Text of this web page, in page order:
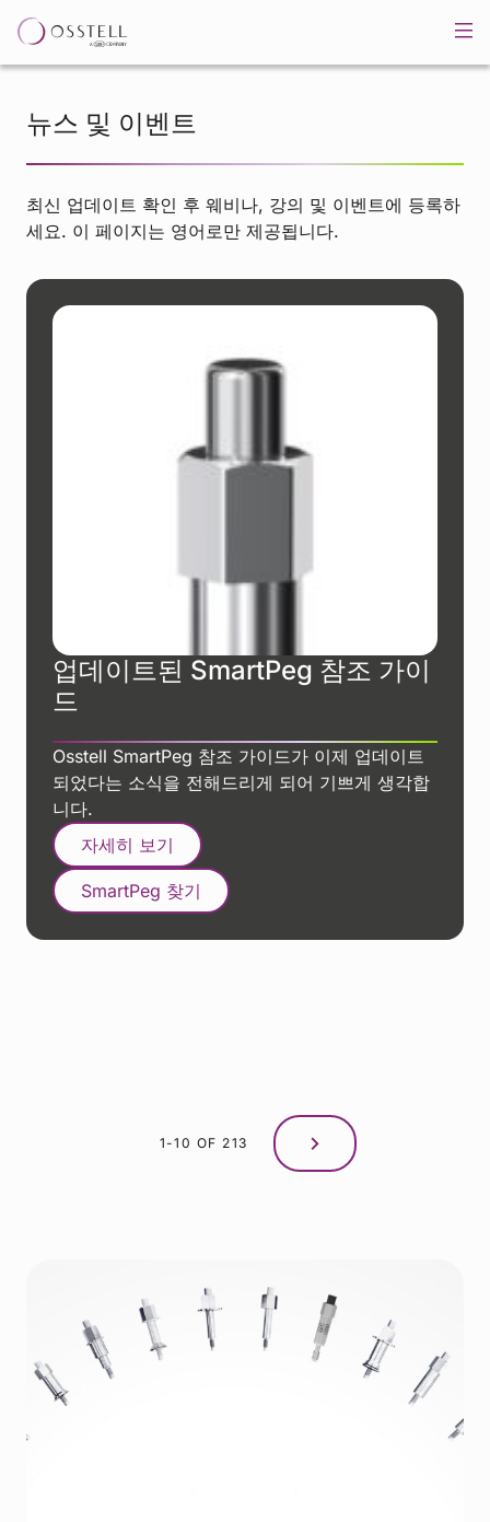
뉴스 및 이벤트
최신 업데이트 확인 후 웨비나, 강의 및 이벤트에 등록하
세요. 이 페이지는 영어로만 제공됩니다.
업데이트된 SmartPeg 참조 가이
드
Osstell SmartPeg 참조 가이드가 이제 업데이트
되었다는 소식을 전해드리게 되어 기쁘게 생각합
니다.
자세히 보기
SmartPeg 찾기
1-10 OF 213